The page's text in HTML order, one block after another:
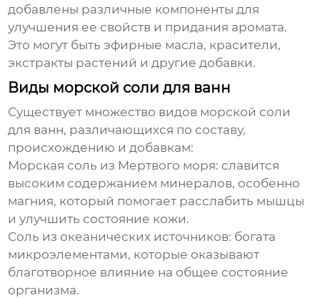
добавлены различные компоненты для
улучшения ее свойств и придания аромата.
Это могут быть эфирные масла, красители,
экстракты растений и другие добавки.
Виды морской соли для ванн
Существует множество видов морской соли
для ванн, различающихся по составу,
происхождению и добавкам:
Морская соль из Мертвого моря: славится
высоким содержанием минералов, особенно
магния, который помогает расслабить мышцы
и улучшить состояние кожи.
Соль из океанических источников: богата
микроэлементами, которые оказывают
благотворное влияние на общее состояние
организма.